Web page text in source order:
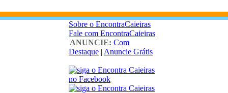
Sobre o EncontraCaieiras
Fale com EncontraCaieiras
ANUNCIE: Com
Destaque | Anuncie Grátis